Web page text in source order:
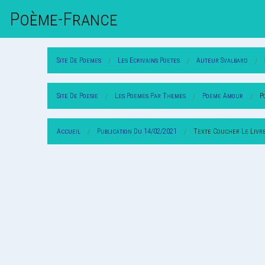
Poème-FrAnce
Site De Poemes Les Ecrivains Poetes Auteur Svalbard
Site De Poesie Les Poemes Par Themes Poeme Amour
Accueil Publication Du 14/02/2021 Texte Coucher Le